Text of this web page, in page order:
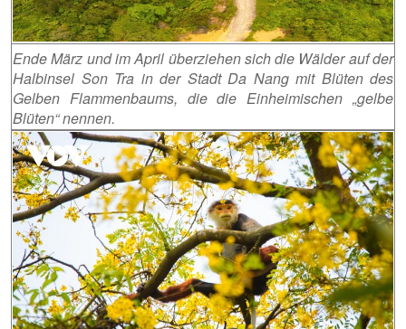
Ende März und im April überziehen sich die Wälder auf der
Halbinsel Son Tra in der Stadt Da Nang mit Blüten des
Gelben Flammenbaums, die die Einheimischen „gelbe
Blüten“ nennen.